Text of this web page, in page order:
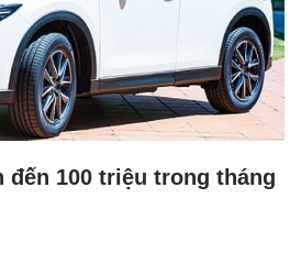
đến 100 triệu trong tháng